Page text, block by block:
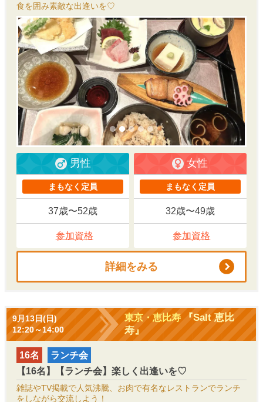
食を囲み素敵な出逢いを♡
男性
まもなく定員
37歳〜52歳
参加資格
女性
まもなく定員
32歳〜49歳
参加資格
詳細をみる
9月13日(日)
12:20～14:00
東京・恵比寿『Salt 恵比
寿』
16名
ランチ会
【16名】【ランチ会】楽しく出逢いを♡
雑誌やTV掲載で人気沸騰、お肉で有名なレストランでランチ
をしながら交流しよう！